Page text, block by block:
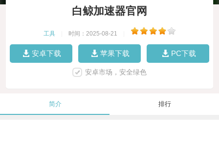
白鲸加速器官网
工具 时间：2025-08-21
安卓下载 苹果下载 PC下载
安卓市场，安全绿色
简介 排行